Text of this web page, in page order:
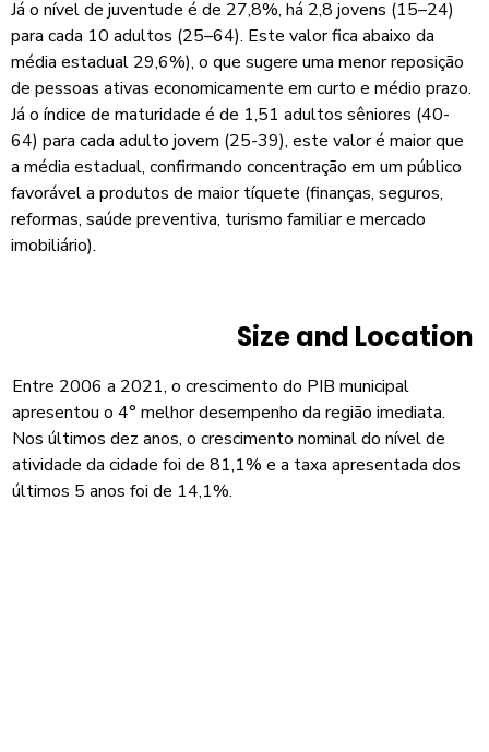
Já o nível de juventude é de 27,8%, há 2,8 jovens (15–24)
para cada 10 adultos (25–64). Este valor fica abaixo da
média estadual 29,6%), o que sugere uma menor reposição
de pessoas ativas economicamente em curto e médio prazo.
Já o índice de maturidade é de 1,51 adultos sêniores (40-
64) para cada adulto jovem (25-39), este valor é maior que
a média estadual, confirmando concentração em um público
favorável a produtos de maior tíquete (finanças, seguros,
reformas, saúde preventiva, turismo familiar e mercado
imobiliário).
Size and Location
Entre 2006 a 2021, o crescimento do PIB municipal
apresentou o 4° melhor desempenho da região imediata.
Nos últimos dez anos, o crescimento nominal do nível de
atividade da cidade foi de 81,1% e a taxa apresentada dos
últimos 5 anos foi de 14,1%.